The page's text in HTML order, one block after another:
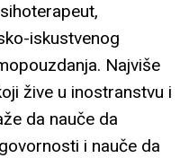
iskustvenog
Najviše
žive u inostranstvu i
da nauče da
i nauče da